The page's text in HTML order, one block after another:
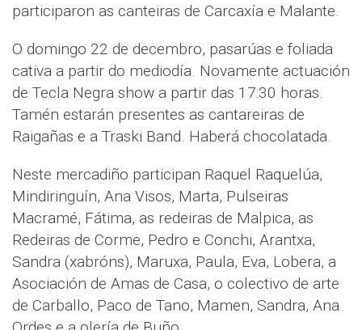
participaron as canteiras de Carcaxía e Malante.
O domingo 22 de decembro, pasarúas e foliada
cativa a partir do mediodía. Novamente actuación
de Tecla Negra show a partir das 17:30 horas.
Tamén estarán presentes as cantareiras de
Raigañas e a Traski Band. Haberá chocolatada.
Neste mercadiño participan Raquel Raquelúa,
Mindiringuín, Ana Visos, Marta, Pulseiras
Macramé, Fátima, as redeiras de Malpica, as
Redeiras de Corme, Pedro e Conchi, Arantxa,
Sandra (xabróns), Maruxa, Paula, Eva, Lobera, a
Asociación de Amas de Casa, o colectivo de arte
de Carballo, Paco de Tano, Mamen, Sandra, Ana